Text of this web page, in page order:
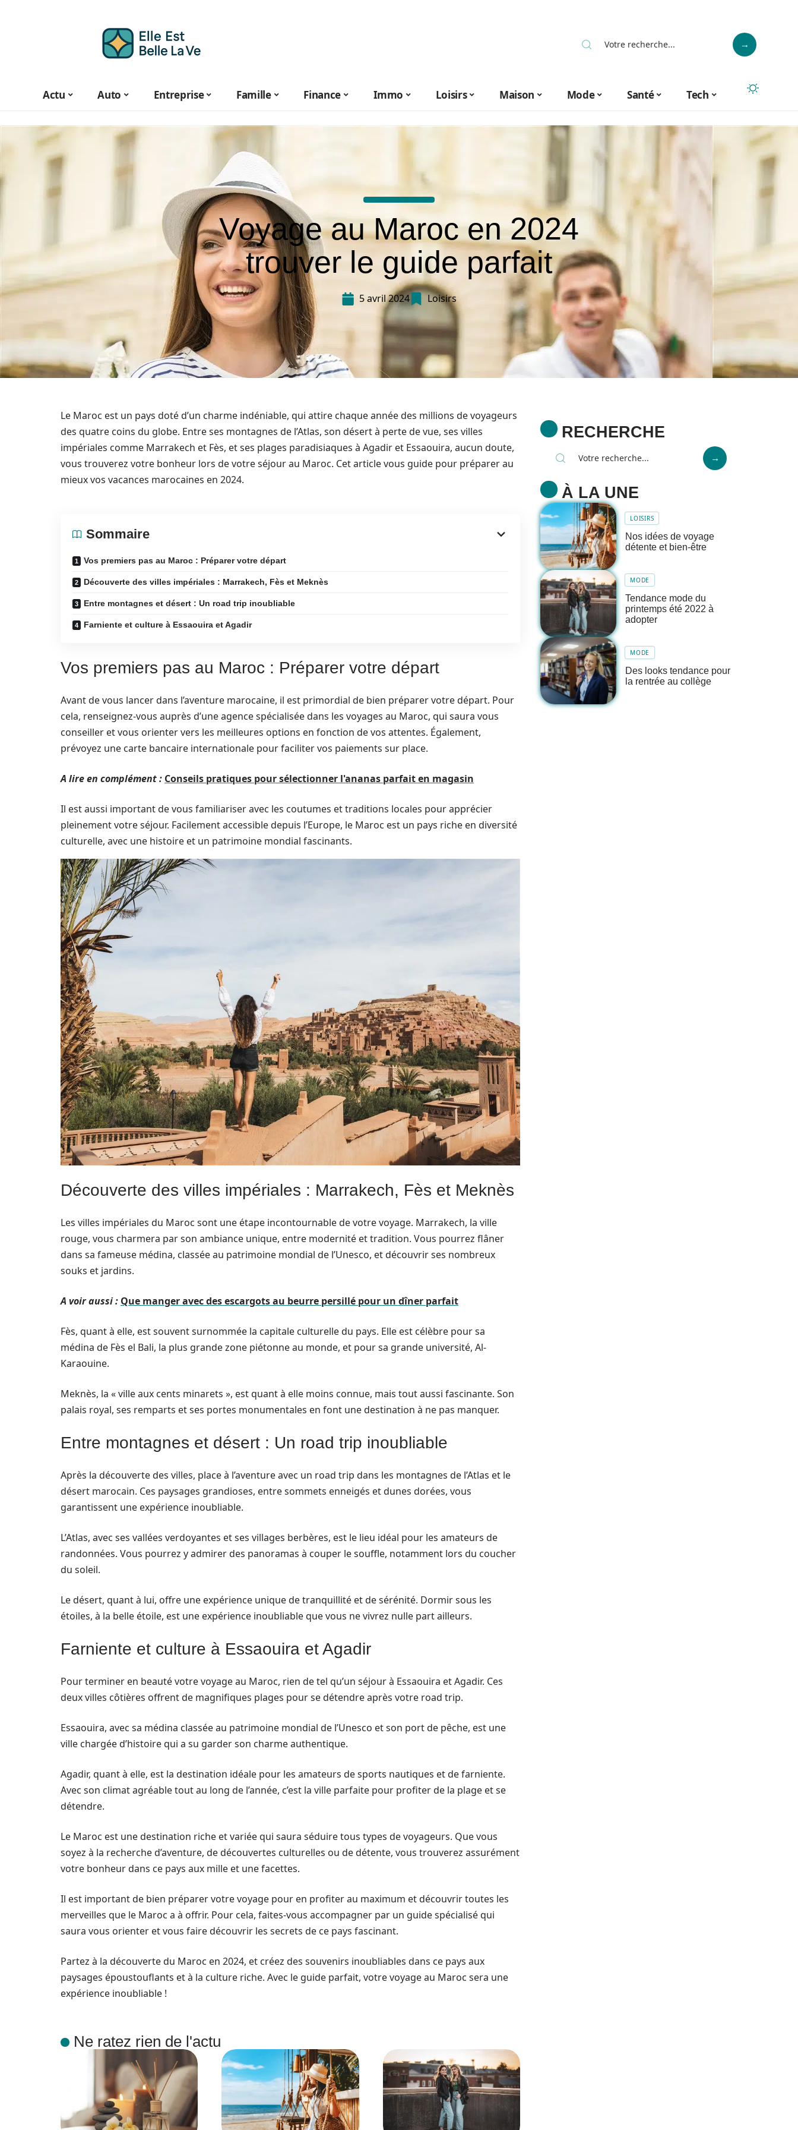
Actu Auto Entreprise Famille Finance Immo Loisirs Maison Mode Santé Tech
Voyage au Maroc en 2024
trouver le guide parfait
5 avril 2024 Loisirs
Le Maroc est un pays doté d’un charme indéniable, qui attire chaque année des millions de voyageurs
des quatre coins du globe. Entre ses montagnes de l’Atlas, son désert à perte de vue, ses villes
impériales comme Marrakech et Fès, et ses plages paradisiaques à Agadir et Essaouira, aucun doute,
vous trouverez votre bonheur lors de votre séjour au Maroc. Cet article vous guide pour préparer au
mieux vos vacances marocaines en 2024.
Sommaire
Vos premiers pas au Maroc : Préparer votre départ
Découverte des villes impériales : Marrakech, Fès et Meknès
Entre montagnes et désert : Un road trip inoubliable
Farniente et culture à Essaouira et Agadir
Vos premiers pas au Maroc : Préparer votre départ
Avant de vous lancer dans l’aventure marocaine, il est primordial de bien préparer votre départ. Pour
cela, renseignez-vous auprès d’une agence spécialisée dans les voyages au Maroc, qui saura vous
conseiller et vous orienter vers les meilleures options en fonction de vos attentes. Également,
prévoyez une carte bancaire internationale pour faciliter vos paiements sur place.
A lire en complément : Conseils pratiques pour sélectionner l'ananas parfait en magasin
Il est aussi important de vous familiariser avec les coutumes et traditions locales pour apprécier
pleinement votre séjour. Facilement accessible depuis l’Europe, le Maroc est un pays riche en diversité
culturelle, avec une histoire et un patrimoine mondial fascinants.
Découverte des villes impériales : Marrakech, Fès et Meknès
Les villes impériales du Maroc sont une étape incontournable de votre voyage. Marrakech, la ville
rouge, vous charmera par son ambiance unique, entre modernité et tradition. Vous pourrez flâner
dans sa fameuse médina, classée au patrimoine mondial de l’Unesco, et découvrir ses nombreux
souks et jardins.
A voir aussi : Que manger avec des escargots au beurre persillé pour un dîner parfait
Fès, quant à elle, est souvent surnommée la capitale culturelle du pays. Elle est célèbre pour sa
médina de Fès el Bali, la plus grande zone piétonne au monde, et pour sa grande université, Al-
Karaouine.
Meknès, la « ville aux cents minarets », est quant à elle moins connue, mais tout aussi fascinante. Son
palais royal, ses remparts et ses portes monumentales en font une destination à ne pas manquer.
Entre montagnes et désert : Un road trip inoubliable
Après la découverte des villes, place à l’aventure avec un road trip dans les montagnes de l’Atlas et le
désert marocain. Ces paysages grandioses, entre sommets enneigés et dunes dorées, vous
garantissent une expérience inoubliable.
L’Atlas, avec ses vallées verdoyantes et ses villages berbères, est le lieu idéal pour les amateurs de
randonnées. Vous pourrez y admirer des panoramas à couper le souffle, notamment lors du coucher
du soleil.
Le désert, quant à lui, offre une expérience unique de tranquillité et de sérénité. Dormir sous les
étoiles, à la belle étoile, est une expérience inoubliable que vous ne vivrez nulle part ailleurs.
Farniente et culture à Essaouira et Agadir
Pour terminer en beauté votre voyage au Maroc, rien de tel qu’un séjour à Essaouira et Agadir. Ces
deux villes côtières offrent de magnifiques plages pour se détendre après votre road trip.
Essaouira, avec sa médina classée au patrimoine mondial de l’Unesco et son port de pêche, est une
ville chargée d’histoire qui a su garder son charme authentique.
Agadir, quant à elle, est la destination idéale pour les amateurs de sports nautiques et de farniente.
Avec son climat agréable tout au long de l’année, c’est la ville parfaite pour profiter de la plage et se
détendre.
Le Maroc est une destination riche et variée qui saura séduire tous types de voyageurs. Que vous
soyez à la recherche d’aventure, de découvertes culturelles ou de détente, vous trouverez assurément
votre bonheur dans ce pays aux mille et une facettes.
Il est important de bien préparer votre voyage pour en profiter au maximum et découvrir toutes les
merveilles que le Maroc a à offrir. Pour cela, faites-vous accompagner par un guide spécialisé qui
saura vous orienter et vous faire découvrir les secrets de ce pays fascinant.
Partez à la découverte du Maroc en 2024, et créez des souvenirs inoubliables dans ce pays aux
paysages époustouflants et à la culture riche. Avec le guide parfait, votre voyage au Maroc sera une
expérience inoubliable !
Ne ratez rien de l'actu
RECHERCHE
À LA UNE
LOISIRS
Nos idées de voyage
détente et bien-être
MODE
Tendance mode du
printemps été 2022 à
adopter
MODE
Des looks tendance pour
la rentrée au collège